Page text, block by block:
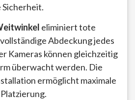
eliminiert tote
Abdeckung jedes
Kameras können gleichzeitig
überwacht werden. Die
ermöglicht maximale